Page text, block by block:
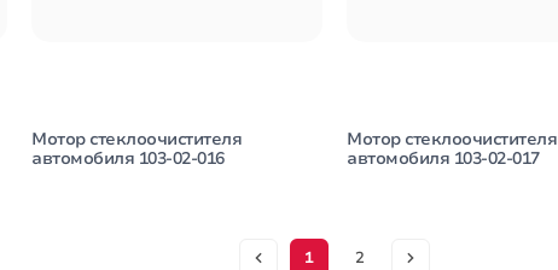
Мотор стеклоочистителя
автомобиля 103-02-016
Мотор стеклоочистителя
автомобиля 103-02-017
1 2